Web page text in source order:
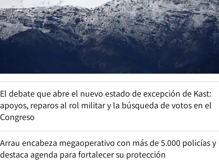
El debate que abre el nuevo estado de excepción de Kast:
apoyos, reparos al rol militar y la búsqueda de votos en el
Congreso
Arrau encabeza megaoperativo con más de 5.000 policías y
destaca agenda para fortalecer su protección